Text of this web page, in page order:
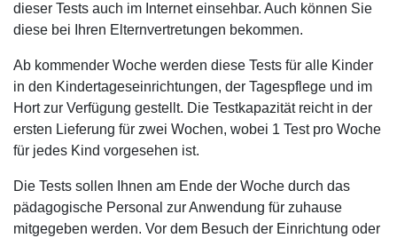
dieser Tests auch im Internet einsehbar. Auch können Sie
diese bei Ihren Elternvertretungen bekommen.
Ab kommender Woche werden diese Tests für alle Kinder
in den Kindertageseinrichtungen, der Tagespflege und im
Hort zur Verfügung gestellt. Die Testkapazität reicht in der
ersten Lieferung für zwei Wochen, wobei 1 Test pro Woche
für jedes Kind vorgesehen ist.
Die Tests sollen Ihnen am Ende der Woche durch das
pädagogische Personal zur Anwendung für zuhause
mitgegeben werden. Vor dem Besuch der Einrichtung oder